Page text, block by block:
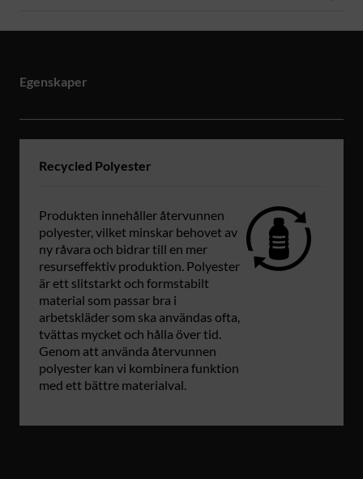
Egenskaper
Recycled Polyester
Produkten innehåller återvunnen
polyester, vilket minskar behovet av
ny råvara och bidrar till en mer
resurseffektiv produktion. Polyester
är ett slitstarkt och formstabilt
material som passar bra i
arbetskläder som ska användas ofta,
tvättas mycket och hålla över tid.
Genom att använda återvunnen
polyester kan vi kombinera funktion
med ett bättre materialval.